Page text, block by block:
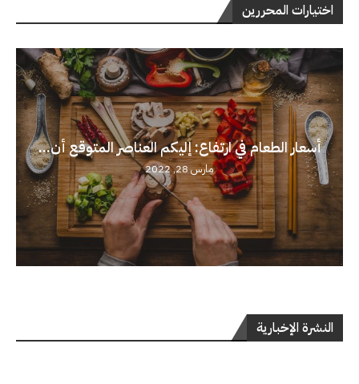
اختيارات المحررين
أسعار الطعام في ارتفاع: إليكم العناصر المتوقع أن...
مارس 28, 2022
النشرة الإخبارية